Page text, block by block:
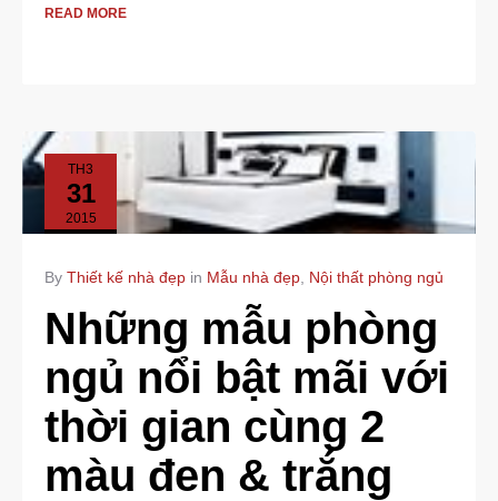
READ MORE
TH3
31
2015
COMMENTS
By Thiết kế nhà đẹp in Mẫu nhà đẹp Nội thất phòng ngủ
Những mẫu phòng
ngủ nổi bật mãi với
thời gian cùng 2
màu đen & trắng